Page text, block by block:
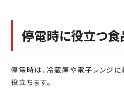
停電時に役立つ食
停電時は、冷蔵庫や電子レンジ
役立ちます。